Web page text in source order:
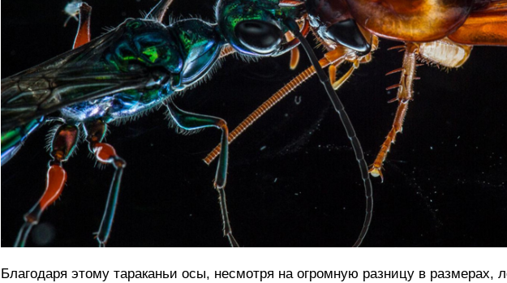
Благодаря этому тараканьи осы, несмотря на огромную разницу в размерах,